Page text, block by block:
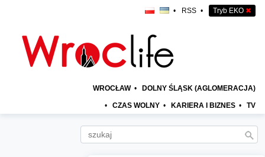
• RSS • Tryb EKO ✖
WROCŁAW • DOLNY ŚLĄSK (AGLOMERACJA)
• CZAS WOLNY • KARIERA I BIZNES • TV